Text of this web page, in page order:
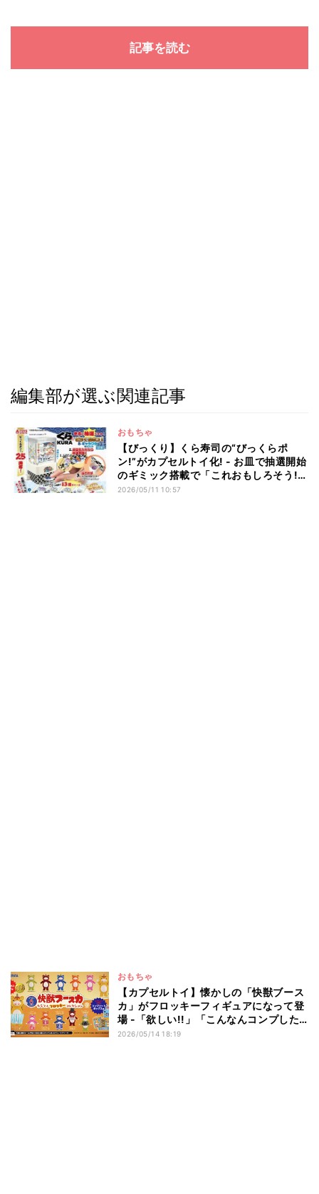
記事を読む
編集部が選ぶ関連記事
おもちゃ
【びっくり】くら寿司の“びっくらポ
ン!”がカプセルトイ化! - お皿で抽選開始
のギミック搭載で「これおもしろそう!」
「えぐいwwwwwwww」と話題
2026/05/11 10:57
おもちゃ
【カプセルトイ】懐かしの「快獣ブース
カ」がフロッキーフィギュアになって登
場 -「欲しい!!」「こんなんコンプした
いやん…」と話題
2026/05/14 18:19